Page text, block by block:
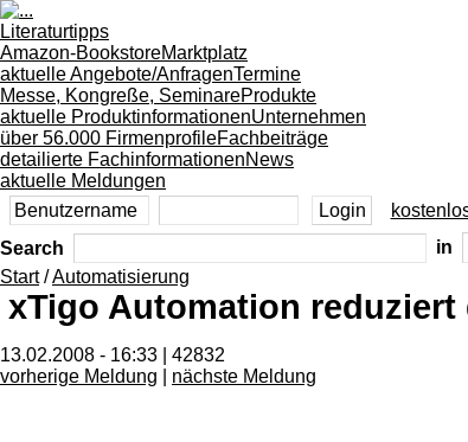
Literaturtipps
Amazon-BookstoreMarktplatz
aktuelle Angebote/AnfragenTermine
Messe, Kongreße, SeminareProdukte
aktuelle ProduktinformationenUnternehmen
über 56.000 FirmenprofileFachbeiträge
detailierte FachinformationenNews
aktuelle Meldungen
Search
in
Start/Automatisierung
xTigo Automation reduziert
13.02.2008 - 16:33 | 42832
vorherige Meldung
nächste Meldung